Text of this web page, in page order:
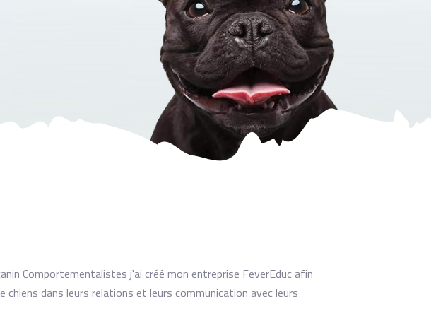
Comportementalistes j'ai créé mon entreprise FeverEduc afin
chiens dans leurs relations et leurs communication avec leurs